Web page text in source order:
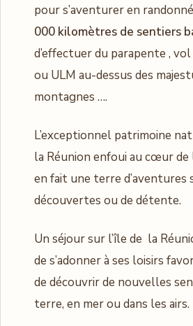
pour s’aventurer en
000 kilomètres de sentiers
d’effectuer du parapente ,
ou ULM au-dessus des
montagnes ….
L’exceptionnel patrimoine
la Réunion enfoui au cœur de
en fait une terre d’aventures
découvertes ou de détente.
Un séjour sur l’île de la
de s’adonner à ses loisirs
de découvrir de nouvelles
terre, en mer ou dans les airs.